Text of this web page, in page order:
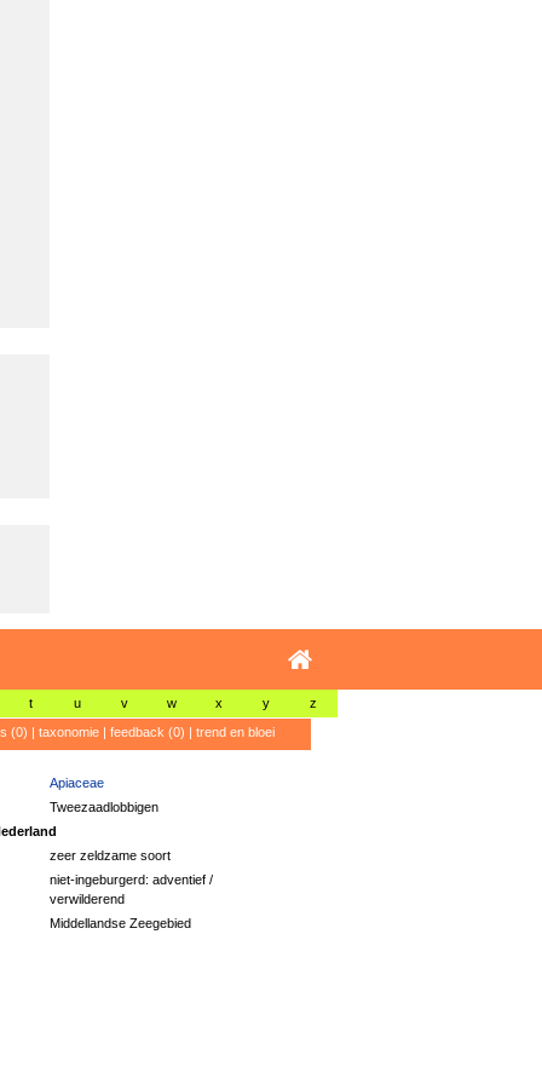
t u v w x y z
(0) | taxonomie| feedback (0) | trend en bloei
Apiaceae
Tweezaadlobbigen
zeer zeldzame soort
niet-ingeburgerd: adventief /
verwilderend
Middellandse Zeegebied